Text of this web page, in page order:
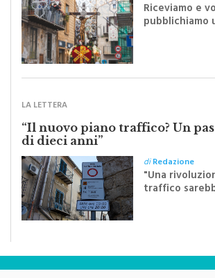
diRedazione
Riceviamo e
Sapienza
LA LETTERA
“Il nuovo piano traffico? Un
di dieci anni”
diRedazione
"Una